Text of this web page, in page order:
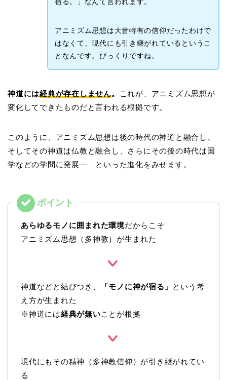
宿る。」なんて言われます。
アニミズム思想は大昔特有の信仰だったわけで
はなくて、現代にも引き継がれているというこ
となんです。びっくりですね。
神道には経典が存在しません。
これが、アニミズム思想が
変化してできたものだと言われる根拠です。
このように、アニミズム思想は後の時代の神道と融合し、
そしてその神道は仏教と融合し、さらにその後の時代は国
学などの学問に発展― といった進化をみせます。
あらゆるモノに囲まれた環境だからこそ
アニミズム思想（多神教）が生まれた
神道などと結びつき、 「モノに神が宿る」 という考
え方が生まれた
※神道には経典が無いことが根拠
現代にもその精神（多神教信仰）が引き継がれてい
る